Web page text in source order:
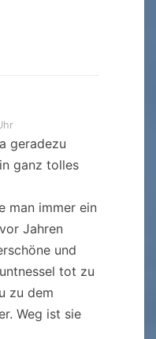
geradezu
ganz tolles
man immer ein
Jahren
und
tot zu
zu dem
Weg ist sie